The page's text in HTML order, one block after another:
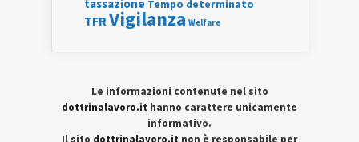
tassazione Tempo determinato
TFRVigilanza Welfare
Le informazioni contenute nel sito
dottrinalavoro.it hanno carattere unicamente
informativo.